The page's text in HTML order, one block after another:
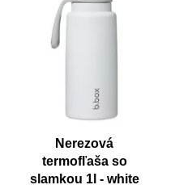
Nerezová
termofľaša so
slamkou 1l - white